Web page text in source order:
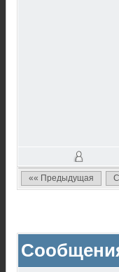
«« Предыдущая